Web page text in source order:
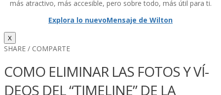
más atractivo, más accesible, pero sobre todo, más útil para ti.
Explora lo nuevoMensaje de Wilton
X
SHARE / COMPARTE
COMO ELIMINAR LAS FOTOS Y VÍ­
DEOS DEL “TIMELINE” DE LA